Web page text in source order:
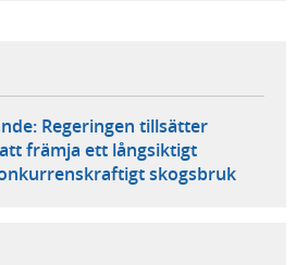
Regeringen tillsätter
främja ett långsiktigt
skogsbruk